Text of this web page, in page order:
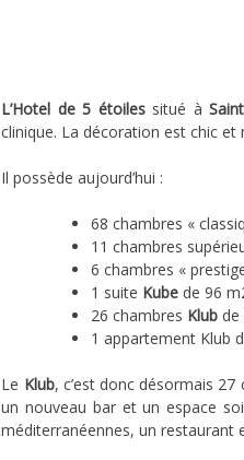
L’Hotel de 5 étoiles situé à
clinique. La décoration est chic et
Il possède aujourd’hui :
68 chambres «
11 chambres
6 chambres «
1 suite Kube de 96
26 chambres Klub de
1 appartement Klub
Le Klub, c’est donc désormais
un nouveau bar et un espace
méditerranéennes, un restaurant